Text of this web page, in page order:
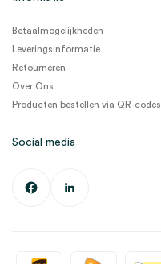
Betaalmogelijkheden
Leveringsinformatie
Retourneren
Over Ons
Producten bestellen via QR-codes
Social media